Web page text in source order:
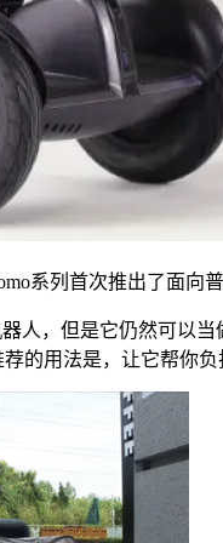
系列首次推出了面向
人，但是它仍然可以
的用法是，让它帮你